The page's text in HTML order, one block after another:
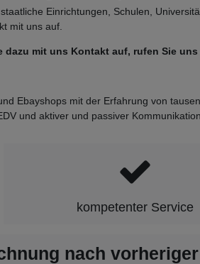
Einrichtungen, Schulen,
mit uns auf.
mit uns Kontakt auf, rufen Sie
Ebayshops mit der Erfahrung von
und aktiver und passiver
kompetenter Service
nach